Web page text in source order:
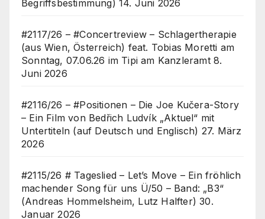
Begriffsbestimmung) 14. Juni 2026
#2117/26 – #Concertreview – Schlagertherapie
(aus Wien, Österreich) feat. Tobias Moretti am
Sonntag, 07.06.26 im Tipi am Kanzleramt 8.
Juni 2026
#2116/26 – #Positionen – Die Joe Kučera-Story
– Ein Film von Bedřich Ludvík „Aktuel“ mit
Untertiteln (auf Deutsch und Englisch) 27. März
2026
#2115/26 # Tageslied – Let’s Move – Ein fröhlich
machender Song für uns Ü/50 – Band: „B3“
(Andreas Hommelsheim, Lutz Halfter) 30.
Januar 2026